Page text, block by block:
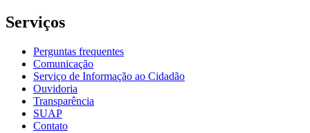
Serviços
Perguntas frequentes
Comunicação
Serviço de Informação ao Cidadão
Ouvidoria
Transparência
SUAP
Contato